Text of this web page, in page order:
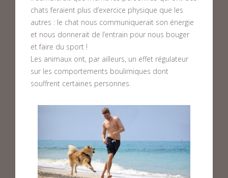
chats feraient plus d’exercice physique que les
autres : le chat nous communiquerait son énergie
et nous donnerait de l’entrain pour nous bouger
et faire du sport !
Les animaux ont, par ailleurs, un effet régulateur
sur les comportements boulimiques dont
souffrent certaines personnes.